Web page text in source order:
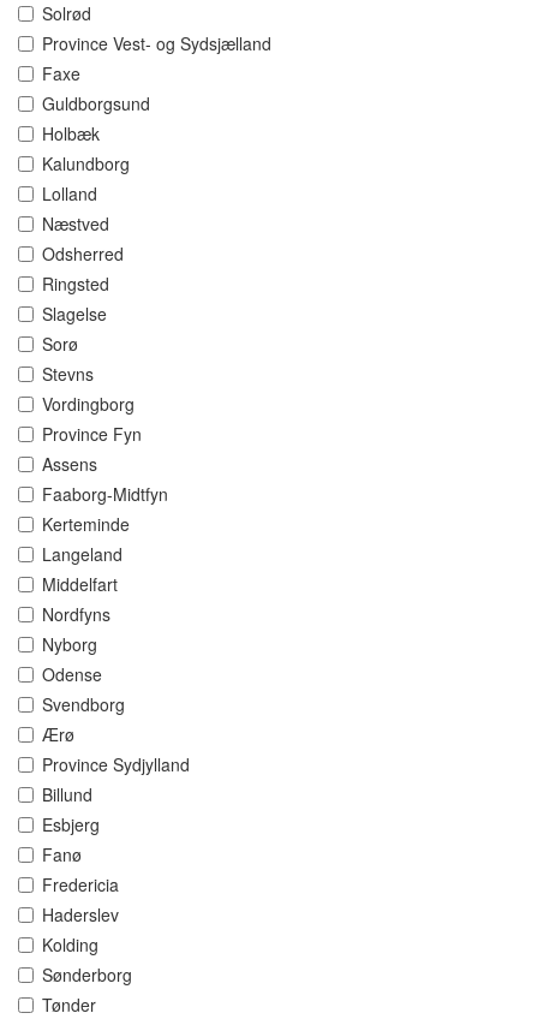
Solrød
Province Vest- og Sydsjælland
Faxe
Guldborgsund
Holbæk
Kalundborg
Lolland
Næstved
Odsherred
Ringsted
Slagelse
Sorø
Stevns
Vordingborg
Province Fyn
Assens
Faaborg-Midtfyn
Kerteminde
Langeland
Middelfart
Nordfyns
Nyborg
Odense
Svendborg
Ærø
Province Sydjylland
Billund
Esbjerg
Fanø
Fredericia
Haderslev
Kolding
Sønderborg
Tønder